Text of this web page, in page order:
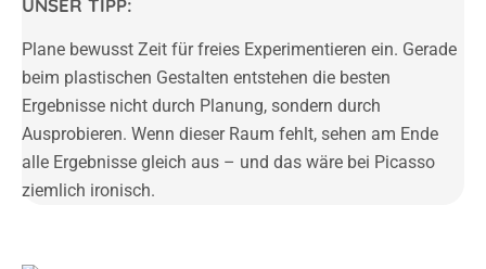
Plane bewusst Zeit für freies Experimentieren ein. Gerade
beim plastischen Gestalten entstehen die besten
Ergebnisse nicht durch Planung, sondern durch
Ausprobieren. Wenn dieser Raum fehlt, sehen am Ende
alle Ergebnisse gleich aus – und das wäre bei Picasso
ziemlich ironisch.